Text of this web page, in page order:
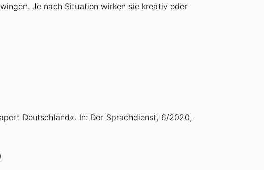
Je nach Situation wirken sie kreativ oder
Deutschland«. In: Der Sprachdienst, 6/2020,